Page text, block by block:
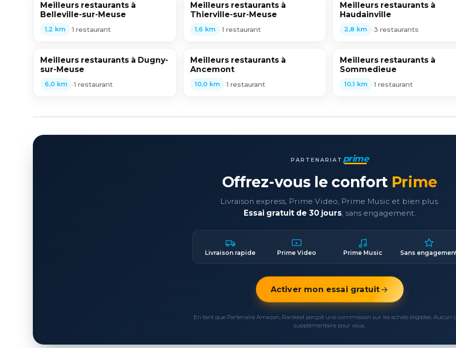
Meilleurs restaurants à
Belleville-sur-Meuse
1,2 km •1 restaurant
Meilleurs restaurants à
Thierville-sur-Meuse
1,6 km •1 restaurant
Meilleurs restaurants à
Haudainville
2,8 km •3 restaurants
Meilleurs restaurants à Dugny-
sur-Meuse
6,0 km •1 restaurant
Meilleurs restaurants à
Ancemont
10,0 km •1 restaurant
Meilleurs restaurants à
Sommedieue
10,1 km •1 restaurant
PARTENARIAT prime
Offrez-vous le confort Prime
Livraison express, Prime Video, Prime Music et bien plus.
Essai gratuit de 30 jours, sans engagement.
Livraison rapide Prime Video Prime Music Sans
Activer mon essai gratuit
En tant que Partenaire Amazon, Rankeat perçoit une commission sur les achats éligibles. Aucun
supplémentaire pour vous.